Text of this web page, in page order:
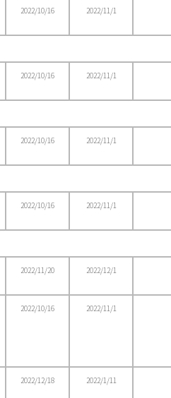
2022/10/16 2022/11/1
2022/10/16 2022/11/1
2022/10/16 2022/11/1
2022/10/16 2022/11/1
2022/11/20 2022/12/1
2022/10/16 2022/11/1
2022/12/18 2022/1/11